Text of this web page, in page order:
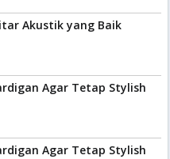
Akustik yang Baik
Agar Tetap Stylish
Agar Tetap Stylish